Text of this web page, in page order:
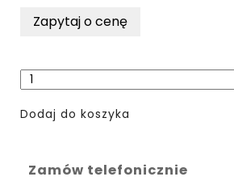
Dodaj do koszyka
Zamów telefonicznie